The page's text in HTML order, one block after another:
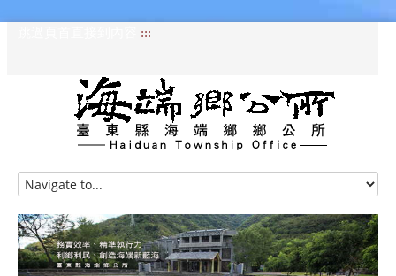
:::
HOME
訊息專區
認識海端